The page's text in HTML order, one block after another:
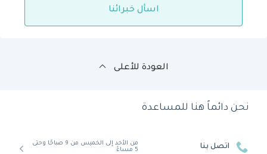
اسأل خبرائنا
العودة للأعلى
نحن دائماً هنا للمساعدة
اتصل بنا
من الأحد إلى الخميس من 9 صباحًا وحتى
5 مساءً